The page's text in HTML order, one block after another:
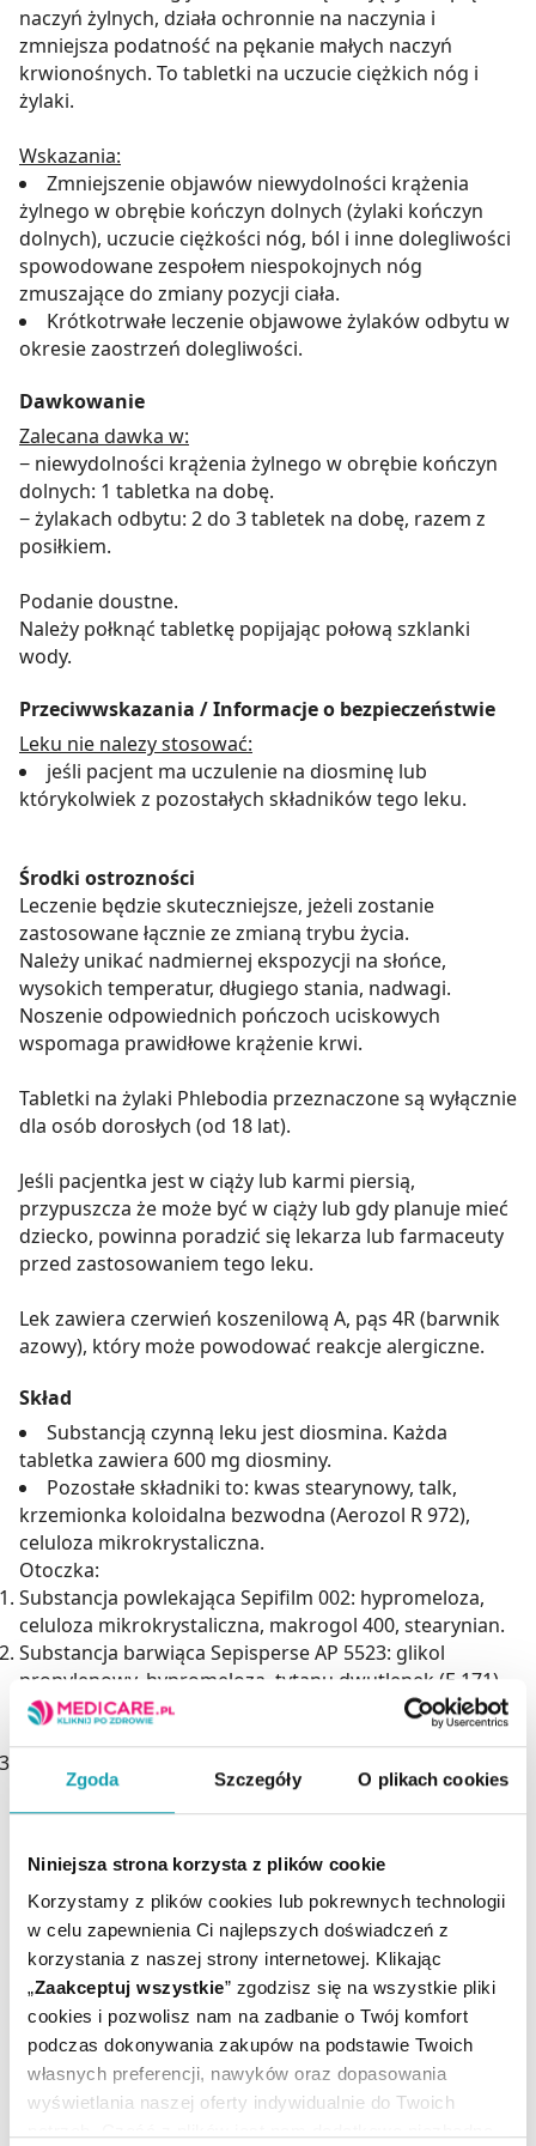
Zgoda Szczegóły O plikach cookies
Niniejsza strona korzysta z plików cookie
Korzystamy z plików cookies lub pokrewnych technologii
w celu zapewnienia Ci najlepszych doświadczeń z
korzystania z naszej strony internetowej. Klikając
„Zaakceptuj wszystkie” zgodzisz się na wszystkie pliki
cookies i pozwolisz nam na zadbanie o Twój komfort
podczas dokonywania zakupów na podstawie Twoich
własnych preferencji, nawyków oraz dopasowania
wyświetlania naszej oferty indywidualnie do Twoich
naczyń żylnych, działa ochronnie na naczynia i
zmniejsza podatność na pękanie małych naczyń
krwionośnych. To tabletki na uczucie ciężkich nóg i
żylaki.
Wskazania:
Zmniejszenie objawów niewydolności krążenia
żylnego w obrębie kończyn dolnych (żylaki kończyn
dolnych), uczucie ciężkości nóg, ból i inne dolegliwości
spowodowane zespołem niespokojnych nóg
zmuszające do zmiany pozycji ciała.
Krótkotrwałe leczenie objawowe żylaków odbytu w
okresie zaostrzeń dolegliwości.
Dawkowanie
Zalecana dawka w:
− niewydolności krążenia żylnego w obrębie kończyn
dolnych: 1 tabletka na dobę.
− żylakach odbytu: 2 do 3 tabletek na dobę, razem z
posiłkiem.
Podanie doustne.
Należy połknąć tabletkę popijając połową szklanki
wody.
Przeciwwskazania / Informacje o bezpieczeństwie
Leku nie nalezy stosować:
jeśli pacjent ma uczulenie na diosminę lub
którykolwiek z pozostałych składników tego leku.
Środki ostrozności
Leczenie będzie skuteczniejsze, jeżeli zostanie
zastosowane łącznie ze zmianą trybu życia.
Należy unikać nadmiernej ekspozycji na słońce,
wysokich temperatur, długiego stania, nadwagi.
Noszenie odpowiednich pończoch uciskowych
wspomaga prawidłowe krążenie krwi.
Tabletki na żylaki Phlebodia przeznaczone są wyłącznie
dla osób dorosłych (od 18 lat).
Jeśli pacjentka jest w ciąży lub karmi piersią,
przypuszcza że może być w ciąży lub gdy planuje mieć
dziecko, powinna poradzić się lekarza lub farmaceuty
przed zastosowaniem tego leku.
Lek zawiera czerwień koszenilową A, pąs 4R (barwnik
azowy), który może powodować reakcje alergiczne.
Skład
Substancją czynną leku jest diosmina. Każda
tabletka zawiera 600 mg diosminy.
Pozostałe składniki to: kwas stearynowy, talk,
krzemionka koloidalna bezwodna (Aerozol R 972),
celuloza mikrokrystaliczna.
Otoczka:
Substancja powlekająca Sepifilm 002: hypromeloza,
celuloza mikrokrystaliczna, makrogol 400, stearynian.
Substancja barwiąca Sepisperse AP 5523: glikol
propylenowy, hypromeloza, tytanu dwutlenek (E 171),
czerwień koszenilowa A, pąs 4R (E 124), żelaza tlenek
904), wosk Carnauba (E 903), wosk pszczeli (E 901).
Często(mogą występować u nie więcej niż 1 na 10
pacjentów): bóle żołądka.
Niezbyt często(mogą występować u nie więcej niż 1 na
100 pacjentów): reakcje alergiczne, takie jak wysypka,
świąd, pokrzywka, obrzęk twarzy lub gardła, wzdęci,
biegunka, zaburzenia trawienia, mdłości
Rzadko(mogą występować u nie więcej niż 1 na 1000